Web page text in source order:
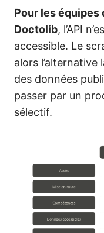
Pour les équipes
Doctolib, l’API
accessible. Le
alors
des données
passer par un
sélectif.